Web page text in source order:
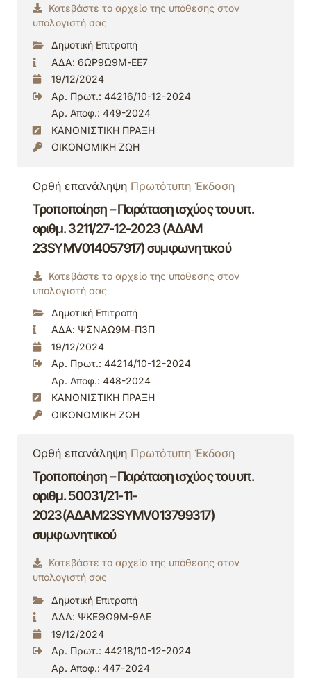
Κατεβάστε το αρχείο της υπόθεσης στον
υπολογιστή σας
Δημοτική Επιτροπή
ΑΔΑ: 6ΩΡ9Ω9Μ-ΕΕ7
19/12/2024
Αρ. Πρωτ.: 44216/10-12-2024
Αρ. Αποφ.: 449-2024
ΚΑΝΟΝΙΣΤΙΚΗ ΠΡΑΞΗ
ΟΙΚΟΝΟΜΙΚΗ ΖΩΗ
Ορθή επανάληψη Πρωτότυπη Έκδοση
Τροποποίηση – Παράταση ισχύος του υπ.
αριθμ. 3211/27-12-2023 (ΑΔΑΜ
23SYMV014057917) συμφωνητικού
Κατεβάστε το αρχείο της υπόθεσης στον
υπολογιστή σας
Δημοτική Επιτροπή
ΑΔΑ: ΨΣΝΑΩ9Μ-Π3Π
19/12/2024
Αρ. Πρωτ.: 44214/10-12-2024
Αρ. Αποφ.: 448-2024
ΚΑΝΟΝΙΣΤΙΚΗ ΠΡΑΞΗ
ΟΙΚΟΝΟΜΙΚΗ ΖΩΗ
Ορθή επανάληψη Πρωτότυπη Έκδοση
Τροποποίηση – Παράταση ισχύος του υπ.
αριθμ. 50031/21-11-
2023(ΑΔΑΜ23SYMV013799317)
συμφωνητικού
Κατεβάστε το αρχείο της υπόθεσης στον
υπολογιστή σας
Δημοτική Επιτροπή
ΑΔΑ: ΨΚΕΘΩ9Μ-9ΛΕ
19/12/2024
Αρ. Πρωτ.: 44218/10-12-2024
Αρ. Αποφ.: 447-2024